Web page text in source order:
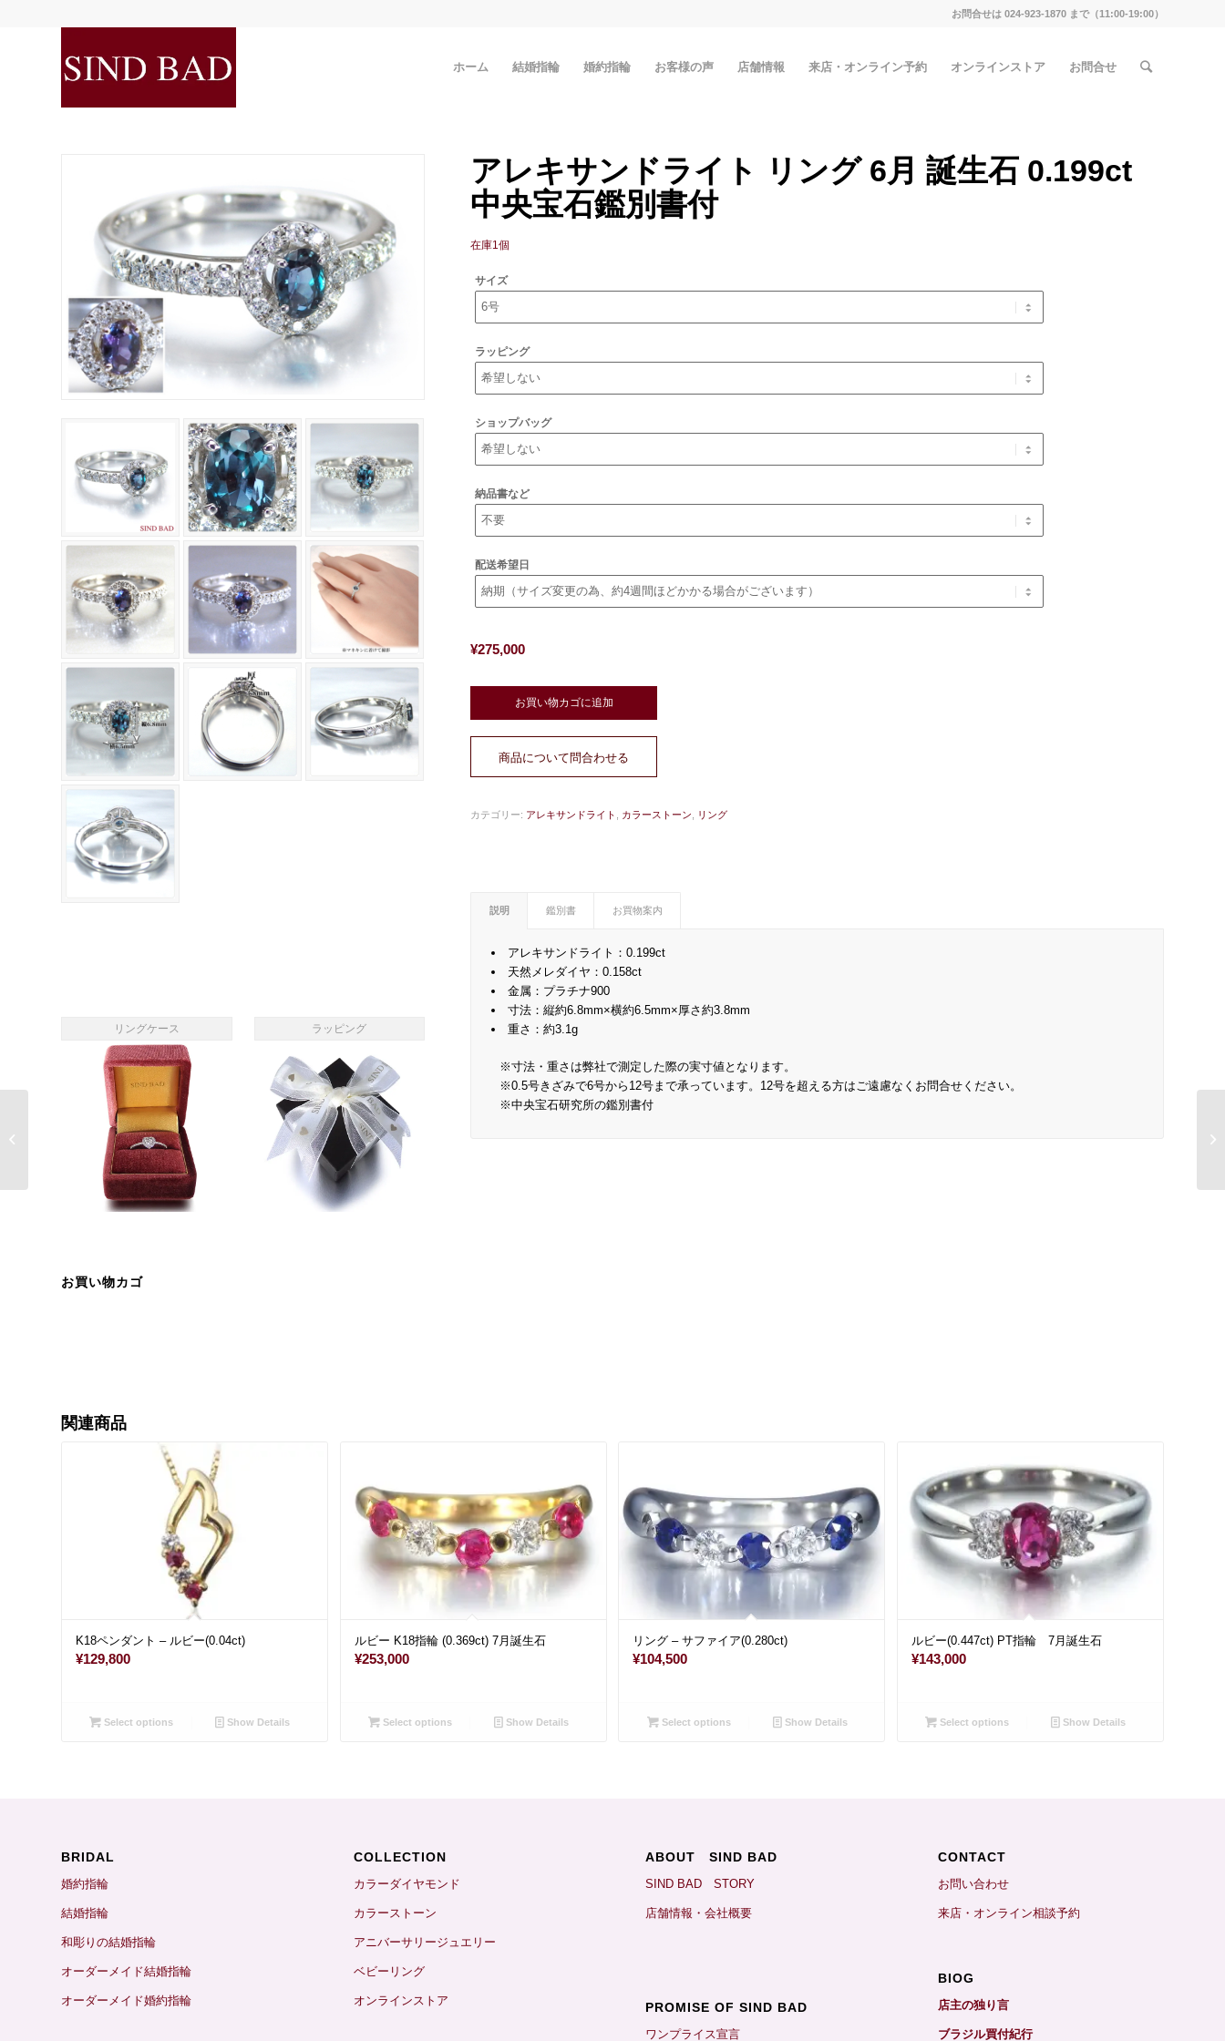
お問合せは 024-923-1870 まで（11:00-19:00）
ホーム 結婚指輪 婚約指輪 お客様の声 店舗情報 来店・オンライン予約 オンラインストア お問合せ
リングケース ラッピング
お買い物カゴ
アレキサンドライト リング 6月 誕生石 0.199ct
中央宝石鑑別書付
在庫1個
サイズ
ラッピング
ショップバッグ
納品書など
配送希望日
¥275,000
お買い物カゴに追加
商品について問合わせる
カテゴリー: アレキサンドライト カラーストーン リング
説明 鑑別書 お買物案内
アレキサンドライト：0.199ct
天然メレダイヤ：0.158ct
金属：プラチナ900
寸法：縦約6.8mm×横約6.5mm×厚さ約3.8mm
重さ：約3.1g
※寸法・重さは弊社で測定した際の実寸値となります。
※0.5号きざみで6号から12号まで承っています。12号を超える方はご遠慮なくお問合せください。
※中央宝石研究所の鑑別書付
関連商品
K18ペンダント – ルビー(0.04ct)
¥129,800
Select options Show Details
ルビー K18指輪 (0.369ct) 7月誕生石
¥253,000
Select options Show Details
リング – サファイア(0.280ct)
¥104,500
Select options Show Details
ルビー(0.447ct) PT指輪 7月誕生石
¥143,000
Select options Show Details
BRIDAL
婚約指輪
結婚指輪
和彫りの結婚指輪
オーダーメイド結婚指輪
オーダーメイド婚約指輪
COLLECTION
カラーダイヤモンド
カラーストーン
アニバーサリージュエリー
ベビーリング
オンラインストア
ABOUT SIND BAD
SIND BAD STORY
店舗情報・会社概要
PROMISE OF SIND BAD
ワンプライス宣言
CONTACT
お問い合わせ
来店・オンライン相談予約
BIOG
店主の独り言
ブラジル買付紀行
アレキサンドライト リ
ング 6月 誕生石 0.583ct